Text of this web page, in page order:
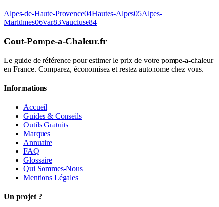
Alpes-de-Haute-Provence04Hautes-Alpes05Alpes-
Maritimes06Var83Vaucluse84
Cout-Pompe-a-Chaleur.fr
Le guide de référence pour estimer le prix de votre pompe-a-chaleur
en France. Comparez, économisez et restez autonome chez vous.
Informations
Accueil
Guides & Conseils
Outils Gratuits
Marques
Annuaire
FAQ
Glossaire
Qui Sommes-Nous
Mentions Légales
Un projet ?